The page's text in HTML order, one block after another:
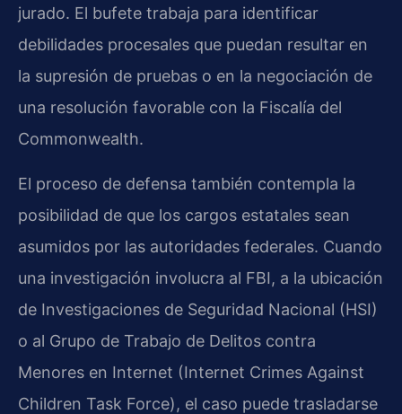
jurado. El bufete trabaja para identificar
debilidades procesales que puedan resultar en
la supresión de pruebas o en la negociación de
una resolución favorable con la Fiscalía del
Commonwealth.
El proceso de defensa también contempla la
posibilidad de que los cargos estatales sean
asumidos por las autoridades federales. Cuando
una investigación involucra al FBI, a la ubicación
de Investigaciones de Seguridad Nacional (HSI)
o al Grupo de Trabajo de Delitos contra
Menores en Internet (Internet Crimes Against
Children Task Force), el caso puede trasladarse